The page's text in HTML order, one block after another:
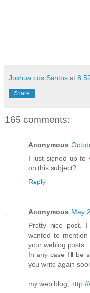
Joshua dos Santos at
Share
165 comments:
Anonymous
I just signed up to
on this subject?
Reply
Anonymous May
Pretty nice post.
wanted to
your weblog posts.
In any case I'll be
you write again
my web blog;